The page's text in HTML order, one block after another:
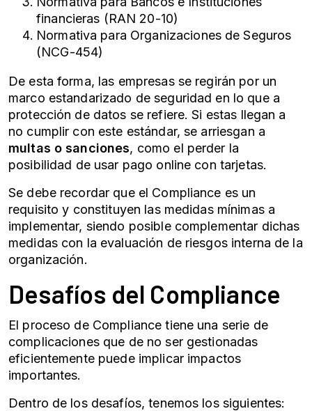
financieras (RAN 20-10)
Normativa para Organizaciones de Seguros
(NCG-454)
De esta forma, las empresas se regirán por un
marco estandarizado de seguridad en lo que a
protección de datos se refiere. Si estas llegan a
no cumplir con este estándar, se arriesgan a
multas o sanciones, como el perder la
posibilidad de usar pago online con tarjetas.
Se debe recordar que el Compliance es un
requisito y constituyen las medidas mínimas a
implementar, siendo posible complementar dichas
medidas con la evaluación de riesgos interna de la
organización.
Desafíos del Compliance
El proceso de Compliance tiene una serie de
complicaciones que de no ser gestionadas
eficientemente puede implicar impactos
importantes.
Dentro de los desafíos, tenemos los siguientes: